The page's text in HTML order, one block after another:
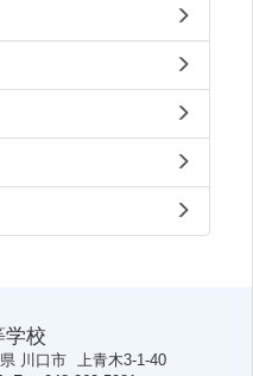
学校
川口市 上青木3-1-40